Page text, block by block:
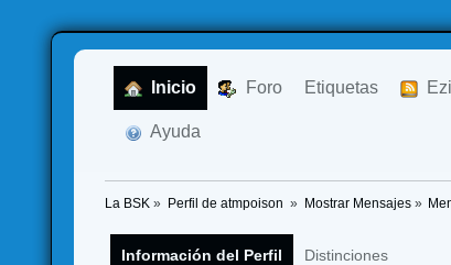
Inicio Foro Etiquetas
Ayuda
La BSK » Perfil de atmpoison » Mostrar Mensajes»
Información del Perfil Distinciones